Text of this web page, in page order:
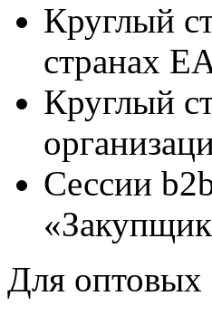
Круглый
странах
Круглый
Сессии
Для оптовых